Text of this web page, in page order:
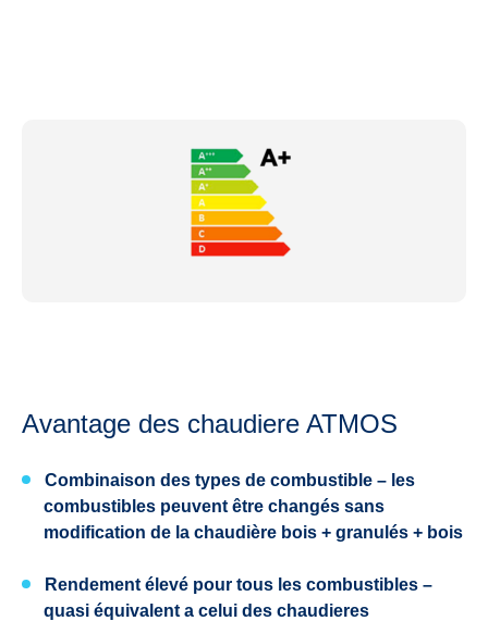
Avantage des chaudiere ATMOS
Combinaison des types de combustible – les
combustibles peuvent être changés sans
modification de la chaudière bois + granulés + bois
Rendement élevé pour tous les combustibles –
quasi équivalent a celui des chaudieres